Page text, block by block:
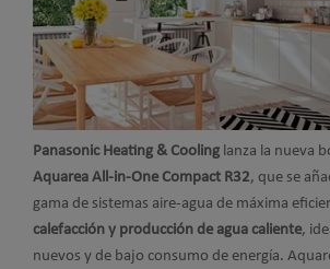
Panasonic Heating & Cooling lanza la nueva
Aquarea All-in-One Compact R32, que se
gama de sistemas aire-agua de máxima
calefacción y producción de agua caliente,
nuevos y de bajo consumo de energía.